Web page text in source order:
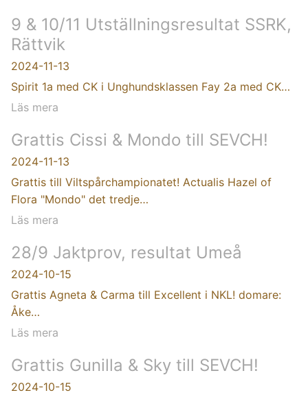
9 & 10/11 Utställningsresultat SSRK,
Rättvik
2024-11-13
Spirit 1a med CK i Unghundsklassen Fay 2a med CK…
Läs mera
Grattis Cissi & Mondo till SEVCH!
2024-11-13
Grattis till Viltspårchampionatet! Actualis Hazel of
Flora "Mondo" det tredje…
Läs mera
28/9 Jaktprov, resultat Umeå
2024-10-15
Grattis Agneta & Carma till Excellent i NKL! domare:
Åke…
Läs mera
Grattis Gunilla & Sky till SEVCH!
2024-10-15